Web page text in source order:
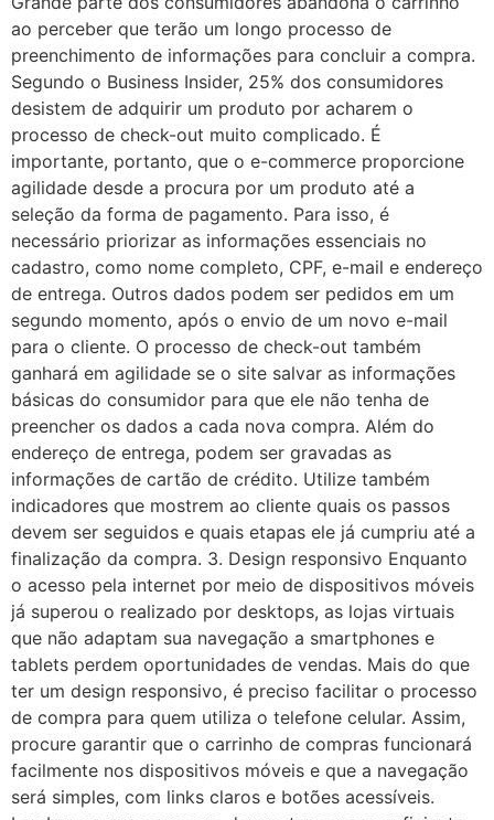
ao perceber que terão um longo processo de
preenchimento de informações para concluir a compra.
Segundo o Business Insider, 25% dos consumidores
desistem de adquirir um produto por acharem o
processo de check-out muito complicado. É
importante, portanto, que o e-commerce proporcione
agilidade desde a procura por um produto até a
seleção da forma de pagamento. Para isso, é
necessário priorizar as informações essenciais no
cadastro, como nome completo, CPF, e-mail e endereço
de entrega. Outros dados podem ser pedidos em um
segundo momento, após o envio de um novo e-mail
para o cliente. O processo de check-out também
ganhará em agilidade se o site salvar as informações
básicas do consumidor para que ele não tenha de
preencher os dados a cada nova compra. Além do
endereço de entrega, podem ser gravadas as
informações de cartão de crédito. Utilize também
indicadores que mostrem ao cliente quais os passos
devem ser seguidos e quais etapas ele já cumpriu até a
finalização da compra. 3. Design responsivo Enquanto
o acesso pela internet por meio de dispositivos móveis
já superou o realizado por desktops, as lojas virtuais
que não adaptam sua navegação a smartphones e
tablets perdem oportunidades de vendas. Mais do que
ter um design responsivo, é preciso facilitar o processo
de compra para quem utiliza o telefone celular. Assim,
procure garantir que o carrinho de compras funcionará
facilmente nos dispositivos móveis e que a navegação
será simples, com links claros e botões acessíveis.